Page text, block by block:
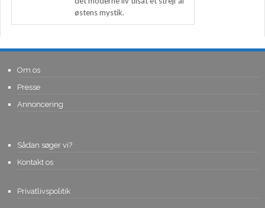
østens mystik.
Om os
Presse
Annoncering
Sådan søger vi?
Kontakt os
Privatlivspolitik